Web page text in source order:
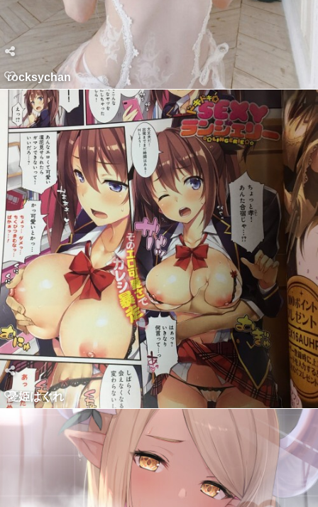
rocksychan
憂姫はぐれ